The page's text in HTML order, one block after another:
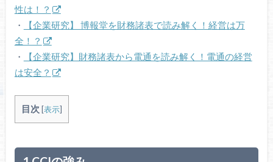
性は！？
・
【企業研究】 博報堂を財務諸表で読み解く！経営は万
全！？
・
【企業研究】財務諸表から電通を読み解く！電通の経営
は安全？
目次 [表示]